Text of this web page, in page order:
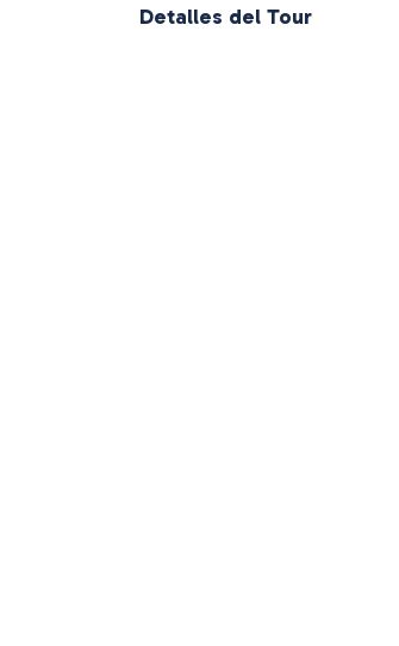
Detalles del Tour